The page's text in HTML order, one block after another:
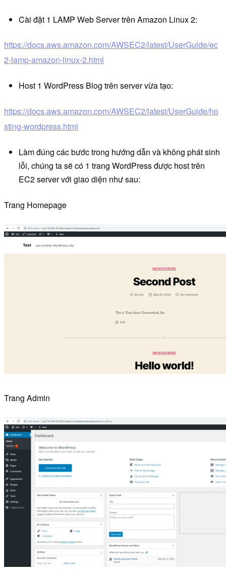
Cài đặt 1 LAMP Web Server trên Amazon Linux 2:
https://docs.aws.amazon.com/AWSEC2/latest/UserGuide/ec
2-lamp-amazon-linux-2.html
Host 1 WordPress Blog trên server vừa tạo:
https://docs.aws.amazon.com/AWSEC2/latest/UserGuide/ho
sting-wordpress.html
Làm đúng các bước trong hướng dẫn và không phát sinh
lỗi, chúng ta sẽ có 1 trang WordPress được host trên
EC2 server với giao diện như sau:
Trang Homepage
Trang Admin